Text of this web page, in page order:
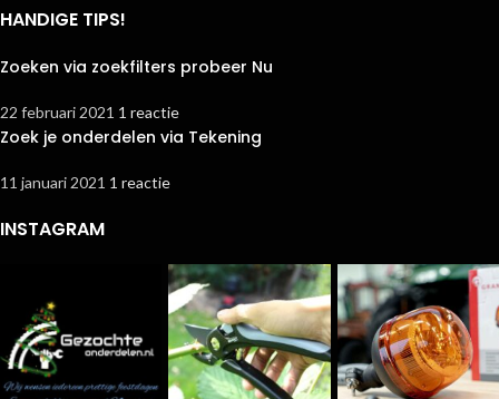
HANDIGE TIPS!
Zoeken via zoekfilters probeer Nu
22 februari 2021 1 reactie
Zoek je onderdelen via Tekening
11 januari 2021 1 reactie
INSTAGRAM